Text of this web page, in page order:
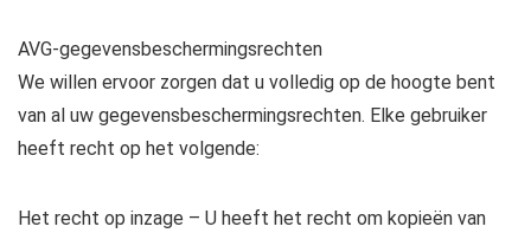
AVG-gegevensbeschermingsrechten
We willen ervoor zorgen dat u volledig op de hoogte bent
van al uw gegevensbeschermingsrechten. Elke gebruiker
heeft recht op het volgende:
Het recht op inzage – U heeft het recht om kopieën van